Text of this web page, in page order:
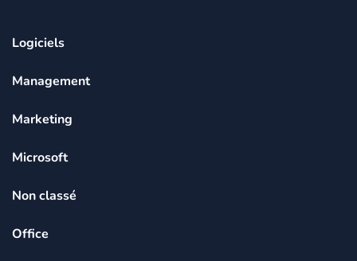
Logiciels
Management
Marketing
Microsoft
Non classé
Office